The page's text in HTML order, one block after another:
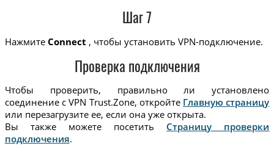
Шаг 7
Нажмите Connect , чтобы установить VPN-подключение.
Проверка подключения
Чтобы проверить, правильно ли установлено
соединение с VPN Trust.Zone, откройте Главную страницу
или перезагрузите ее, если она уже открыта.
Вы также можете посетить Страницу проверки
подключения.